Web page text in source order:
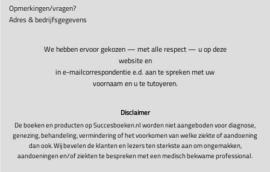
Opmerkingen/vragen?
Adres & bedrijfsgegevens
We hebben ervoor gekozen — met alle respect — u op deze
website en
in e-mailcorrespondentie e.d. aan te spreken met uw
voornaam en u te tutoyeren.
Disclaimer
De boeken en producten op Succesboeken.nl worden niet aangeboden voor diagnose,
genezing, behandeling, vermindering of het voorkomen van welke ziekte of aandoening
dan ook. Wij bevelen de klanten en lezers ten sterkste aan om ongemakken,
aandoeningen en/of ziekten te bespreken met een medisch bekwame professional.